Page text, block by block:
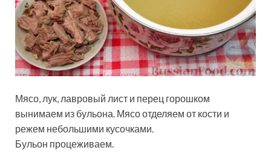
Мясо, лук, лавровый лист и перец горошком
вынимаем из бульона. Мясо отделяем от кости и
режем небольшими кусочками.
Бульон процеживаем.